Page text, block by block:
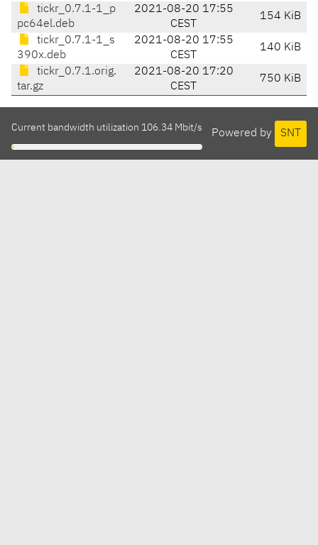
tickr_0.7.1-1_p
pc64el.deb
2021-08-20 17:55
CEST
154 KiB
tickr_0.7.1-1_s
390x.deb
2021-08-20 17:55
CEST
140 KiB
tickr_0.7.1.orig.
tar.gz
2021-08-20 17:20
CEST
750 KiB
Powered by SNT
Current bandwidth utilization 106.34 Mbit/s